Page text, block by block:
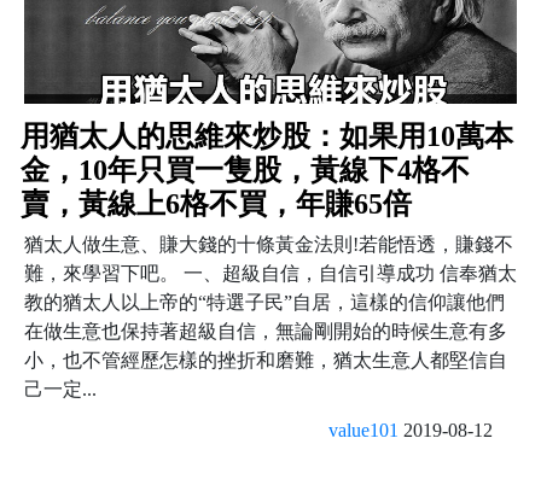
用猶太人的思維來炒股：如果用10萬本
金，10年只買一隻股，黃線下4格不
賣，黃線上6格不買，年賺65倍
猶太人做生意、賺大錢的十條黃金法則!若能悟透，賺錢不
難，來學習下吧。 一、超級自信，自信引導成功 信奉猶太
教的猶太人以上帝的“特選子民”自居，這樣的信仰讓他們
在做生意也保持著超級自信，無論剛開始的時候生意有多
小，也不管經歷怎樣的挫折和磨難，猶太生意人都堅信自
己一定...
value101 2019-08-12